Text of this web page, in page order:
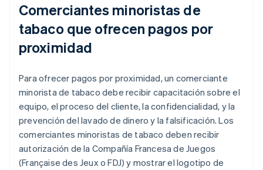
Comerciantes minoristas de
tabaco que ofrecen pagos por
proximidad
Para ofrecer pagos por proximidad, un comerciante
minorista de tabaco debe recibir capacitación sobre el
equipo, el proceso del cliente, la confidencialidad, y la
prevención del lavado de dinero y la falsificación. Los
comerciantes minoristas de tabaco deben recibir
autorización de la Compañía Francesa de Juegos
(Française des Jeux o FDJ) y mostrar el logotipo de